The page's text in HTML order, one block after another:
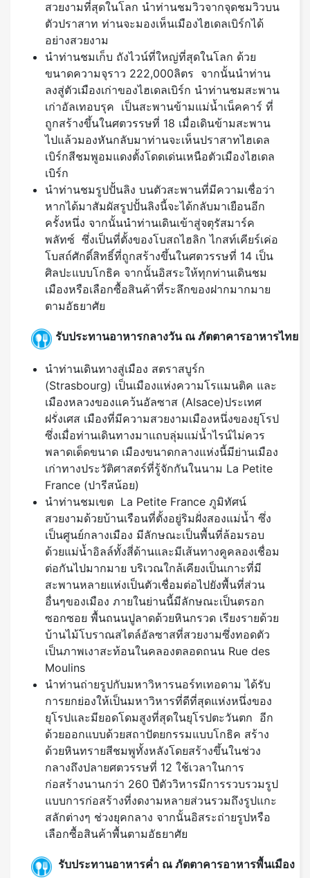
สวยงามที่สุดในโลก นำท่านชมวิวจากจุดชมวิวบน
ตัวปราสาท ท่านจะมองเห็นเมืองไฮเดลเบิร์กได้
อย่างสวยงาม
นำท่านชมเก็บ ถังไวน์ที่ใหญ่ที่สุดในโลก ด้วย
ขนาดความจุราว 222,000ลิตร จากนั้นนำท่าน
ลงสู่ตัวเมืองเก่าของไฮเดลเบิร์ก นำท่านชมสะพาน
เก่าอัลเทอบรุค เป็นสะพานข้ามแม่น้ำเน็คคาร์ ที่
ถูกสร้างขึ้นในศตวรรษที่ 18 เมื่อเดินข้ามสะพาน
ไปแล้วมองหันกลับมาท่านจะเห็นปราสาทไฮเดล
เบิร์กสีชมพูอมแดงตั้งโดดเด่นเหนือตัวเมืองไฮเดล
เบิร์ก
นำท่านชมรูปปั้นลิง บนตัวสะพานที่มีความเชื่อว่า
หากได้มาสัมผัสรูปปั้นลิงนี้จะได้กลับมาเยือนอีก
ครั้งหนึ่ง จากนั้นนำท่านเดินเข้าสู่จตุรัสมาร์ค
พลัทซ์ ซึ่งเป็นที่ตั้งของโบสถไฮลิก ไกสท์เคียร์เค่อ
โบสถ์ศักดิ์สิทธิ์ที่ถูกสร้างขึ้นในศตวรรษที่ 14 เป็น
ศิลปะแบบโกธิค จากนั้นอิสระให้ทุกท่านเดินชม
เมืองหรือเลือกซื้อสินค้าที่ระลึกของฝากมากมาย
ตามอัธยาศัย
รับประทานอาหารกลางวัน ณ ภัตตาคารอาหารไทย
นำท่านเดินทางสู่เมือง สตราสบูร์ก
(Strasbourg) เป็นเมืองแห่งความโรแมนติค และ
เมืองหลวงของแคว้นอัลซาส (Alsace)ประเทศ
ฝรั่งเศส เมืองที่มีความสวยงามเมืองหนึ่งของยุโรป
ซึ่งเมื่อท่านเดินทางมาแถบลุ่มแม่น้ำไรน์ไม่ควร
พลาดเด็ดขนาด เมืองขนาดกลางแห่งนี้มีย่านเมือง
เก่าทางประวัติศาสตร์ที่รู้จักกันในนาม La Petite
France (ปารีสน้อย)
นำท่านชมเขต La Petite France ภูมิทัศน์
สวยงามด้วยบ้านเรือนที่ตั้งอยู่ริมฝั่งสองแม่น้ำ ซึ่ง
เป็นศูนย์กลางเมือง มีลักษณะเป็นพื้นที่ล้อมรอบ
ด้วยแม่น้ำอิลล์ทั้งสี่ด้านและมีเส้นทางคูคลองเชื่อม
ต่อกันไปมากมาย บริเวณใกล้เคียงเป็นเกาะที่มี
สะพานหลายแห่งเป็นตัวเชื่อมต่อไปยังพื้นที่ส่วน
อื่นๆของเมือง ภายในย่านนี้มีลักษณะเป็นตรอก
ซอกซอย พื้นถนนปูลาดด้วยหินกรวด เรียงรายด้วย
บ้านไม้โบราณสไตล์อัลซาสที่สวยงามซึ่งทอดตัว
เป็นภาพเงาสะท้อนในคลองตลอดถนน Rue des
Moulins
นำท่านถ่ายรูปกับมหาวิหารนอร์ทเทอดาม ได้รับ
การยกย่องให้เป็นมหาวิหารที่ดีที่สุดแห่งหนึ่งของ
ยุโรปและมียอดโดมสูงที่สุดในยุโรปตะวันตก อีก
ด้วยออกแบบด้วยสถาปัตยกรรมแบบโกธิค สร้าง
ด้วยหินทรายสีชมพูทั้งหลังโดยสร้างขึ้นในช่วง
กลางถึงปลายศตวรรษที่ 12 ใช้เวลาในการ
ก่อสร้างนานกว่า 260 ปีตัววิหารมีการรวบรวมรูป
แบบการก่อสร้างที่งดงามหลายส่วนรวมถึงรูปแกะ
สลักต่างๆ ช่วงยุคกลาง จากนั้นอิสระถ่ายรูปหรือ
เลือกซื้อสินค้าพื้นตามอัธยาศัย
รับประทานอาหารค่ำ ณ ภัตตาคารอาหารพื้นเมือง